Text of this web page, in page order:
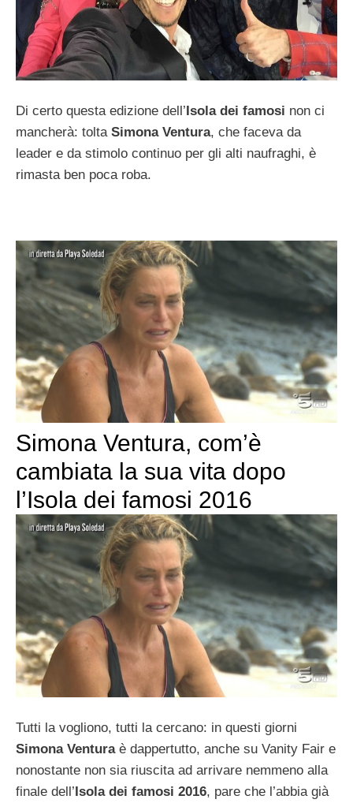
Di certo questa edizione dell’Isola dei famosi non ci
mancherà: tolta Simona Ventura, che faceva da
leader e da stimolo continuo per gli alti naufraghi, è
rimasta ben poca roba.
Simona Ventura, com’è
cambiata la sua vita dopo
l’Isola dei famosi 2016
Tutti la vogliono, tutti la cercano: in questi giorni
Simona Venturaè dappertutto, anche su Vanity Fair e
nonostante non sia riuscita ad arrivare nemmeno alla
finale dell’Isola dei famosi 2016, pare che l’abbia già